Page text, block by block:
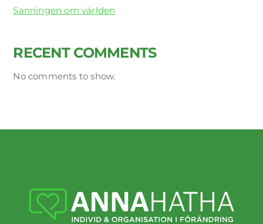
Sanningen om världen
RECENT COMMENTS
No comments to show.